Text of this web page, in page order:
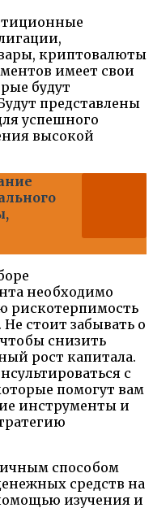
криптовалюты
имеет свои
будут
представлены
успешного
высокой
необходимо
рискотерпимость
стоит забывать о
снизить
рост капитала.
с
помогут вам
инструменты и
способом
средств на
изучения и